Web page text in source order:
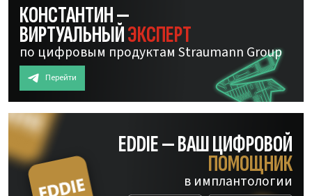
КОНСТАНТИН —
ВИРТУАЛЬНЫЙЭКСПЕРТ
по цифровым продуктам Straumann Group
Перейти
EDDIE — ВАШ ЦИФРОВОЙ
ПОМОЩНИК
в имплантологии